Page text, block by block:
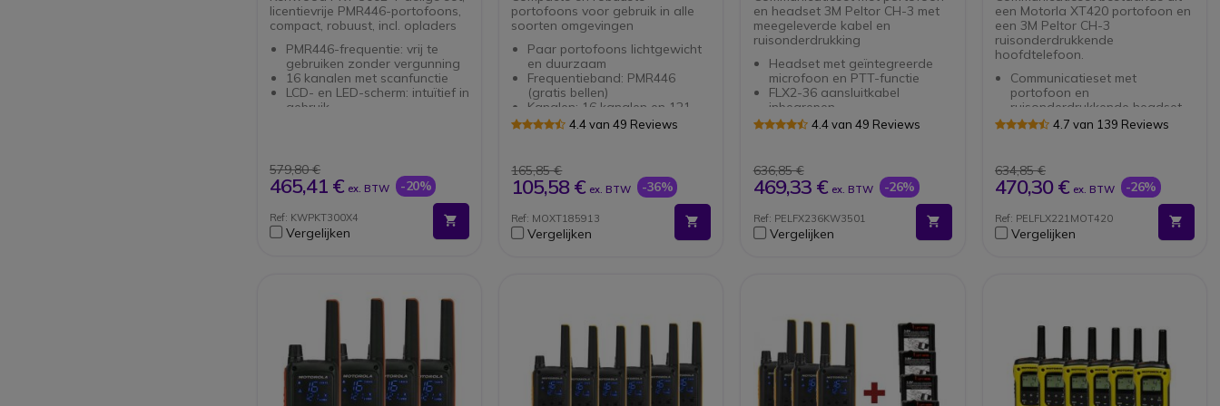
licentievrije PMR446-portofoons,
compact, robuust, incl. opladers
PMR446-frequentie: vrij te
gebruiken zonder vergunning
16 kanalen met scanfunctie
LCD- en LED-scherm: intuïtief in
gebruik
579,80 €
465,41 € ex. BTW -20%
Ref: KWPKT300X4
Vergelijken
portofoons voor gebruik in alle
soorten omgevingen
Paar portofoons lichtgewicht
en duurzaam
Frequentieband: PMR446
(gratis bellen)
Kanalen: 16 kanalen en 121
subkanalen
Scannen en kanaalbewaking
geïntegreerd
Hoge kwaliteit audio:
handsfree modus beschikbaar
VOX/iVOX: automatische
spraakherkenning
tegen stof en spatwater
Twee handsfree-kits
meegeleverd
4.4 van 49 Reviews
165,85 €
105,58 € ex. BTW -36%
Ref: MOXT185913
Vergelijken
en headset 3M Peltor CH-3 met
meegeleverde kabel en
ruisonderdrukking
Headset met geïntegreerde
microfoon en PTT-functie
FLX2-36 aansluitkabel
inbegrepen
Ruisonderdrukking van -29 dB
Eenvoudig en
gebruiksvriendelijk
IP54, water- en stofbestendig
Batterij gaat tot 20 uur mee
VOX-functie ingebouwd
4.4 van 49 Reviews
636,85 €
469,33 € ex. BTW -26%
Ref: PELFX236KW3501
Vergelijken
een Motorla XT420 portofoon en
een 3M Peltor CH-3
ruisonderdrukkende
hoofdtelefoon.
Communicatieset met
portofoon en
ruisonderdrukkende headset
Headset met geïntegreerde
PMR446
FLEX Peltor 3M kabel
inbegrepen
(zonder accessoires)
Robuust IP55 gecertificeerd
4.7 van 139 Reviews
634,85 €
470,30 € ex. BTW -26%
Ref: PELFLX221MOT420
Vergelijken